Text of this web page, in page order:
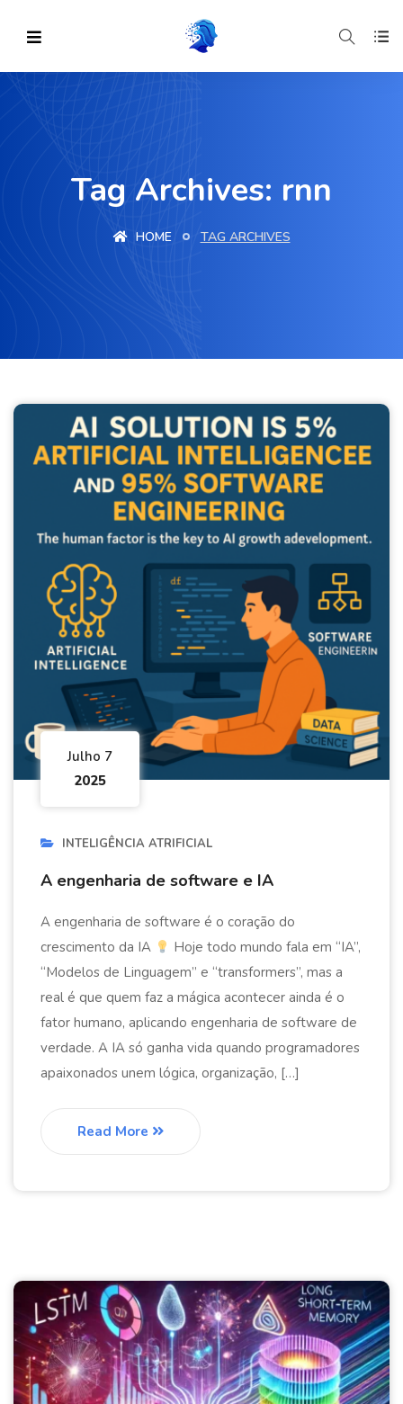
Tag Archives: rnn
HOME TAG ARCHIVES
Julho 7
2025
INTELIGÊNCIA ATRIFICIAL
A engenharia de software e IA
A engenharia de software é o coração do
crescimento da IA
Hoje todo mundo fala em “IA”,
“Modelos de Linguagem” e “transformers”, mas a
real é que quem faz a mágica acontecer ainda é o
fator humano, aplicando engenharia de software de
verdade. A IA só ganha vida quando programadores
apaixonados unem lógica, organização, […]
Read More